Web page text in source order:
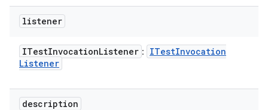
listener
ITestInvocationListener : ITestInvocation
Listener
description